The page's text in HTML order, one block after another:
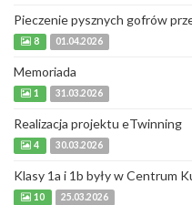
Pieczenie pysznych gofrów
8 01.04.2026
Memoriada
1 31.03.2026
Realizacja projektu eTwinning
4 30.03.2026
Klasy 1a i 1b były w Centrum
10 25.03.2026